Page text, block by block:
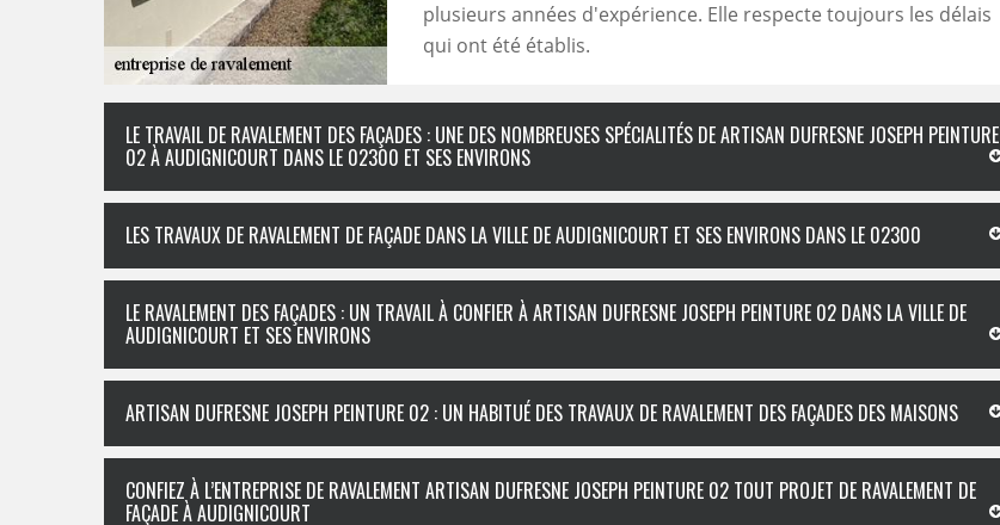
plusieurs années d'expérience. Elle respecte toujours les délais
qui ont été établis.
LE TRAVAIL DE RAVALEMENT DES FAÇADES : UNE DES NOMBREUSES SPÉCIALITÉS DE ARTISAN DUFRESNE JOSEPH PEINTURE
02 À AUDIGNICOURT DANS LE 02300 ET SES ENVIRONS
LES TRAVAUX DE RAVALEMENT DE FAÇADE DANS LA VILLE DE AUDIGNICOURT ET SES ENVIRONS DANS LE 02300
LE RAVALEMENT DES FAÇADES : UN TRAVAIL À CONFIER À ARTISAN DUFRESNE JOSEPH PEINTURE 02 DANS LA VILLE DE
AUDIGNICOURT ET SES ENVIRONS
ARTISAN DUFRESNE JOSEPH PEINTURE 02 : UN HABITUÉ DES TRAVAUX DE RAVALEMENT DES FAÇADES DES MAISONS
CONFIEZ À L’ENTREPRISE DE RAVALEMENT ARTISAN DUFRESNE JOSEPH PEINTURE 02 TOUT PROJET DE RAVALEMENT DE
FAÇADE À AUDIGNICOURT